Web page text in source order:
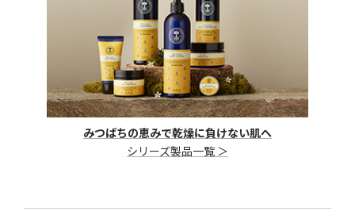
みつばちの恵みで乾燥に負けない肌へ
シリーズ製品一覧 ＞